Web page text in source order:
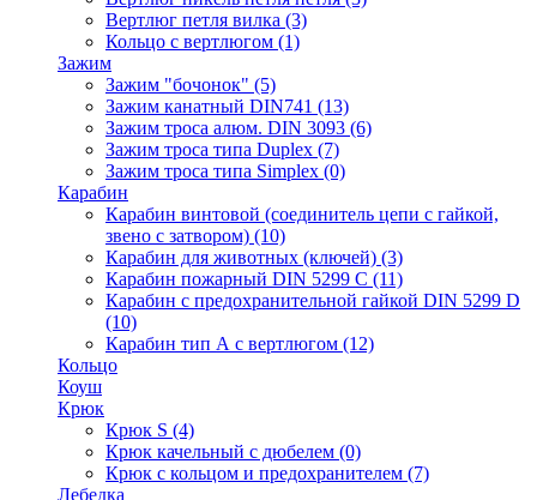
Вертлюг петля вилка (3)
Кольцо с вертлюгом (1)
Зажим
Зажим "бочонок" (5)
Зажим канатный DIN741 (13)
Зажим троса алюм. DIN 3093 (6)
Зажим троса типа Duplex (7)
Зажим троса типа Simplex (0)
Карабин
Карабин винтовой (соединитель цепи с гайкой,
звено с затвором) (10)
Карабин для животных (ключей) (3)
Карабин пожарный DIN 5299 C (11)
Карабин с предохранительной гайкой DIN 5299 D
(10)
Карабин тип А с вертлюгом (12)
Кольцо
Коуш
Крюк
Крюк S (4)
Крюк качельный с дюбелем (0)
Крюк с кольцом и предохранителем (7)
Лебедка